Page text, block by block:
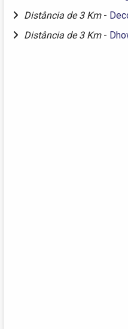
Distância de 3 Km -
Distância de 3 Km -